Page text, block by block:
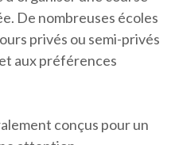
De nombreuses écoles
privés ou semi-privés
aux préférences
conçus pour un